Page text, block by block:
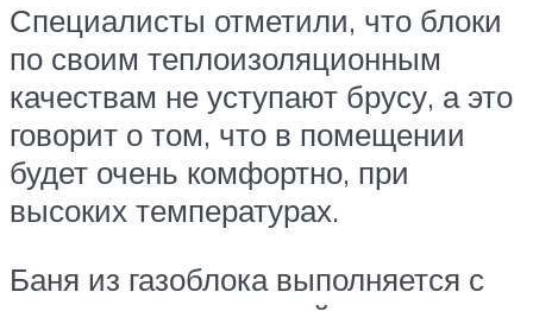
Специалисты отметили, что блоки
по своим теплоизоляционным
качествам не уступают брусу, а это
говорит о том, что в помещении
будет очень комфортно, при
высоких температурах.
Баня из газоблока выполняется с